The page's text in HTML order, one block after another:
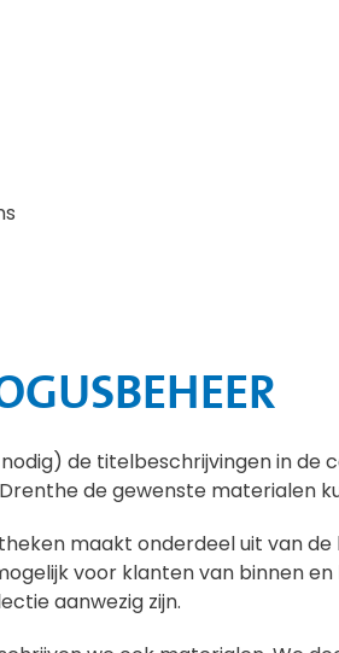
de titelbeschrijvingen in de
de gewenste materialen
maakt onderdeel uit van
voor klanten van binnen
aanwezig zijn.